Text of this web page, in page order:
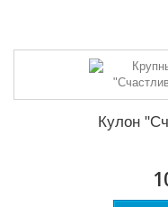
Кулон